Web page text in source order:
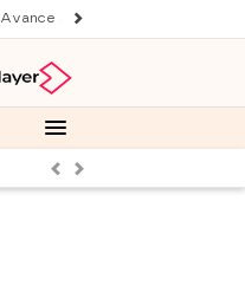
Avance Sueños de libertad
AnteriorSiguiente